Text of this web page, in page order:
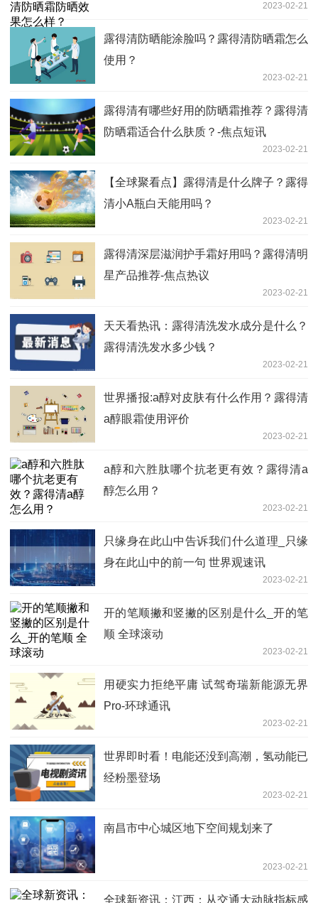
2023-02-21
露得清防晒能涂脸吗？露得清防晒霜怎么
使用？
2023-02-21
露得清有哪些好用的防晒霜推荐？露得清
防晒霜适合什么肤质？-焦点短讯
2023-02-21
【全球聚看点】露得清是什么牌子？露得
清小A瓶白天能用吗？
2023-02-21
露得清深层滋润护手霜好用吗？露得清明
星产品推荐-焦点热议
2023-02-21
天天看热讯：露得清洗发水成分是什么？
露得清洗发水多少钱？
2023-02-21
世界播报:a醇对皮肤有什么作用？露得清
a醇眼霜使用评价
2023-02-21
a醇和六胜肽哪个抗老更有效？露得清a
醇怎么用？
2023-02-21
只缘身在此山中告诉我们什么道理_只缘
身在此山中的前一句 世界观速讯
2023-02-21
开的笔顺撇和竖撇的区别是什么_开的笔
顺 全球滚动
2023-02-21
用硬实力拒绝平庸 试驾奇瑞新能源无界
Pro-环球通讯
2023-02-21
世界即时看！电能还没到高潮，氢动能已
经粉墨登场
2023-02-21
南昌市中心城区地下空间规划来了
2023-02-21
全球新资讯：江西：从交通大动脉指标感